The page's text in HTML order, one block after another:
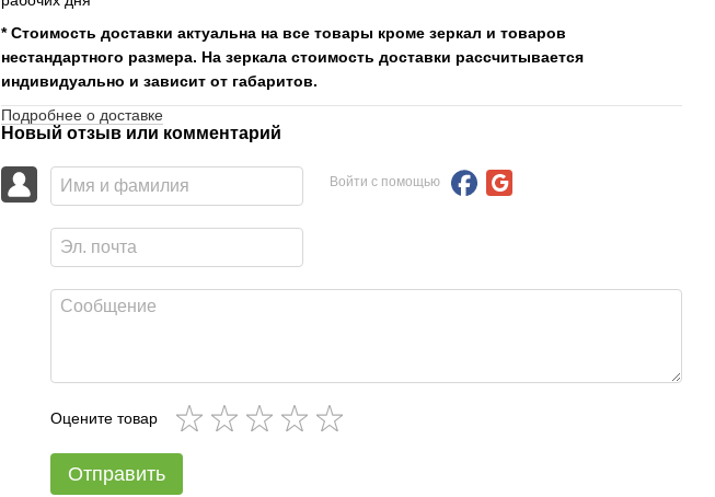
* Стоимость доставки актуальна на все товары кроме зеркал и товаров
нестандартного размера. На зеркала стоимость доставки рассчитывается
индивидуально и зависит от габаритов.
Подробнее о доставке
Новый отзыв или комментарий
Войти с помощью
Оцените товар
Отправить